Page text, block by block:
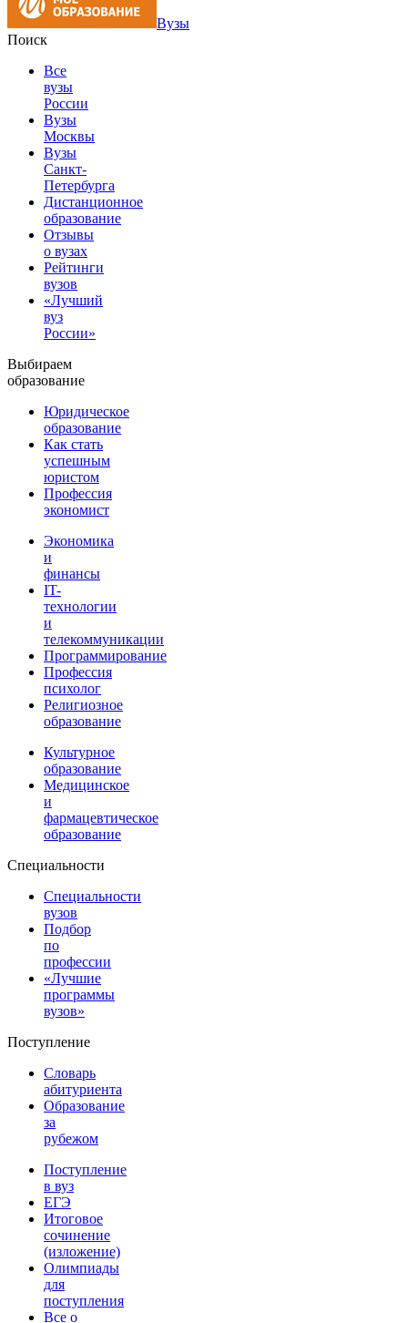
Вузы
Поиск
Все
вузы
России
Вузы
Москвы
Вузы
Санкт-
Петербурга
Дистанционное
образование
Отзывы
о вузах
Рейтинги
вузов
«Лучший
вуз
России»
Выбираем
образование
Юридическое
образование
Как стать
успешным
юристом
Профессия
экономист
Экономика
и
финансы
IT-
технологии
и
телекоммуникации
Программирование
Профессия
психолог
Религиозное
образование
Культурное
образование
Медицинское
и
фармацевтическое
образование
Специальности
Специальности
вузов
Подбор
по
профессии
«Лучшие
программы
вузов»
Поступление
Словарь
абитуриента
Образование
за
рубежом
Поступление
в вуз
ЕГЭ
Итоговое
сочинение
(изложение)
Олимпиады
для
поступления
Все о